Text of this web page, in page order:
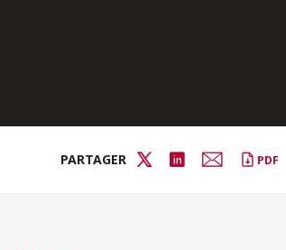
PARTAGER PDF